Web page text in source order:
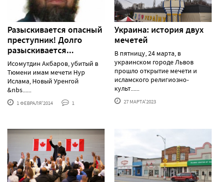
Разыскивается опасный
преступник! Долго
разыскивается...
Исомутдин Акбаров, убитый в
Тюмени имам мечети Нур
Ислама, Новый Уренгой
&nbs......
1 ФЕВРАЛЯ'2014 1
Украина: история двух
мечетей
В пятницу, 24 марта, в
украинском городе Львов
прошло открытие мечети и
исламского религиозно-
культ......
27 МАРТА'2023